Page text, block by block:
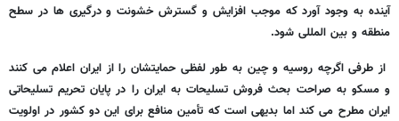
آینده به وجود آورد که موجب افزایش و گسترش خشونت و درگیری ها در سطح
منطقه و بین المللی شود.
از طرفی اگرچه روسیه و چین به طور لفظی حمایتشان را از ایران اعلام می کنند
و مسکو به صراحت بحث فروش تسلیحات به ایران را در پایان تحریم تسلیحاتی
ایران مطرح می کند اما بدیهی است که تأمین منافع برای این دو کشور در اولویت